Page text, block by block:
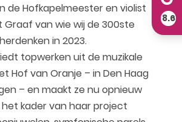
de Hofkapelmeester en violist
Graaf van wie wij de 300ste
in 2023.
topwerken uit de muzikale
Hof van Oranje – in Den Haag
– en maakt ze nu opnieuw
het kader van haar project
8.6